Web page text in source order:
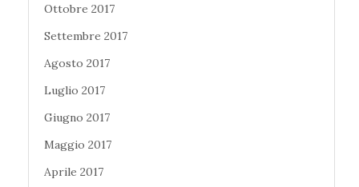
Ottobre 2017
Settembre 2017
Agosto 2017
Luglio 2017
Giugno 2017
Maggio 2017
Aprile 2017